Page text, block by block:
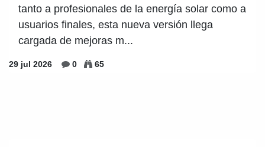
tanto a profesionales de la energía solar como a
usuarios finales, esta nueva versión llega
cargada de mejoras m...
29 jul 2026 0 65